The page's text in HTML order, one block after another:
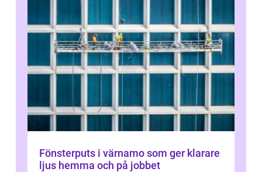
Fönsterputs i värnamo som ger klarare
ljus hemma och på jobbet